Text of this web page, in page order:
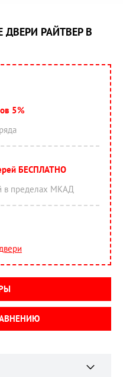
РАЙТВЕР В
5%
БЕСПЛАТНО
в пределах МКАД